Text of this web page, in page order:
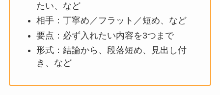
たい、など
相手：丁寧め／フラット／短め、など
要点：必ず入れたい内容を3つまで
形式：結論から、段落短め、見出し付
き、など